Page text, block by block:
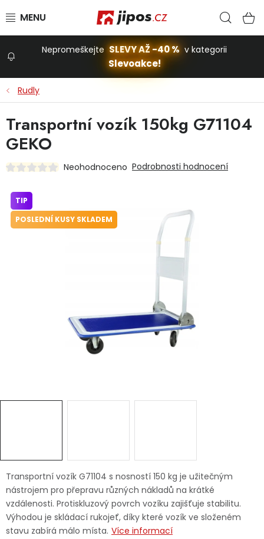
Stavba a dům
Domácnost
Nepromeškejte SLEVY AŽ -40 % v kategorii
Slevoakce!
Rudly
Transportní vozík G71104 s nosností 150 kg je užitečným
nástrojem pro přepravu různých nákladů na krátké
vzdálenosti. Protiskluzový povrch vozíku zajišťuje stabilitu.
Výhodou je skládací rukojeť, díky které vozík ve složeném
stavu zabírá málo místa. Více informací
Transportní vozík 150kg G71104
GEKO
Neohodnoceno Podrobnosti hodnocení
TIP
POSLEDNÍ KUSY SKLADEM